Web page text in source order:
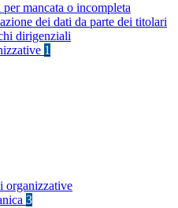
per mancata o incompleta
dei dati da parte dei titolari
dirigenziali
1
organizzative
3